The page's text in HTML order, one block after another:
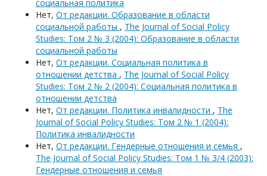
социальная политика
Нет, От редакции. Образование в области
социальной работы , The Journal of Social Policy
Studies: Том 2 № 3 (2004): Образование в области
социальной работы
Нет, От редакции. Социальная политика в
отношении детства , The Journal of Social Policy
Studies: Том 2 № 2 (2004): Социальная политика в
отношении детства
Нет, От редакции. Политика инвалидности , The
Journal of Social Policy Studies: Том 2 № 1 (2004):
Политика инвалидности
Нет, От редакции. Гендерные отношения и семья ,
The Journal of Social Policy Studies: Том 1 № 3/4 (2003):
Гендерные отношения и семья